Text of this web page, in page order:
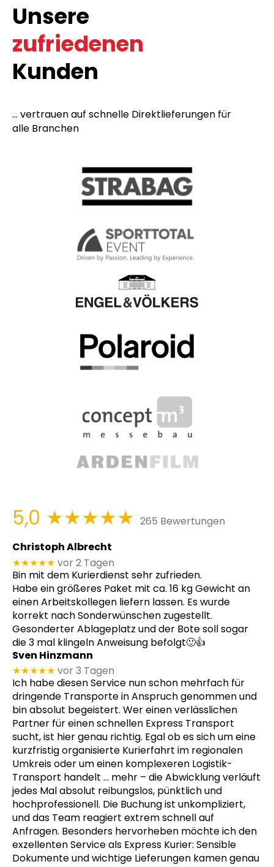
Unsere
zufriedenen
Kunden
... vertrauen auf schnelle Direktlieferungen für
alle Branchen
5,0 ★★★★★ 265 Bewertungen
Christoph Albrecht
★★★★★ vor 2 Tagen
Bin mit dem Kurierdienst sehr zufrieden.
Habe ein größeres Paket mit ca. 16 kg Gewicht an
einen Arbeitskollegen liefern lassen. Es wurde
korrekt nach Sonderwünschen zugestellt.
Gesonderter Ablageplatz und der Bote soll sogar
die 3 mal klingeln Anweisung befolgt🙂👍
Sven Hinzmann
★★★★★ vor 3 Tagen
Ich habe diesen Service nun schon mehrfach für
dringende Transporte in Anspruch genommen und
bin absolut begeistert. Wer einen verlässlichen
Partner für einen schnellen Express Transport
sucht, ist hier genau richtig. Egal ob es sich um eine
kurzfristig organisierte Kurierfahrt im regionalen
Umkreis oder um einen komplexeren Logistik-
Transport handelt … mehr – die Abwicklung verläuft
jedes Mal absolut reibungslos, pünktlich und
hochprofessionell. Die Buchung ist unkompliziert,
und das Team reagiert extrem schnell auf
Anfragen. Besonders hervorheben möchte ich den
exzellenten Service als Express Kurier: Sensible
Dokumente und wichtige Lieferungen kamen genau